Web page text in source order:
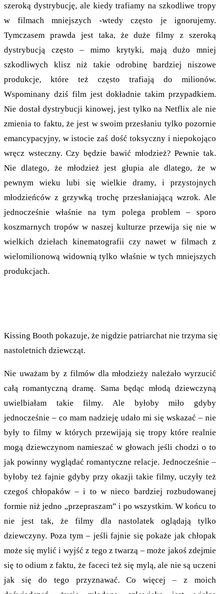
szeroką dystrybucję, ale kiedy trafiamy na szkodliwe tropy
w filmach mniejszych -wtedy często je ignorujemy.
Tymczasem prawda jest taka, że duże filmy z szeroką
dystrybucją często – mimo krytyki, mają dużo mniej
szkodliwych klisz niż takie odrobinę bardziej niszowe
produkcje, które też często trafiają do milionów.
Wspominany dziś film jest dokładnie takim przypadkiem.
Nie dostał dystrybucji kinowej, jest tylko na Netflix ale nie
zmienia to faktu, że jest w swoim przesłaniu tylko pozornie
emancypacyjny, w istocie zaś dość toksyczny i niepokojąco
wręcz wsteczny. Czy będzie bawić młodzież? Pewnie tak.
Nie dlatego, że młodzież jest głupia ale dlatego, że w
pewnym wieku lubi się wielkie dramy, i przystojnych
młodzieńców z grzywką trochę przesłaniającą wzrok. Ale
jednocześnie właśnie na tym polega problem – sporo
koszmarnych tropów w naszej kulturze przewija się nie w
wielkich dziełach kinematografii czy nawet w filmach z
wielomilionową widownią tylko właśnie w tych mniejszych
produkcjach.
Kissing Booth pokazuje, że nigdzie patriarchat nie trzyma
nastoletnich dziewcząt.
Nie uważam by z filmów dla młodzieży należało wyrzucić
całą romantyczną dramę. Sama będąc młodą dziewczyną
uwielbiałam takie filmy. Ale byłoby miło gdyby
jednocześnie – co mam nadzieję udało mi się wskazać – nie
były to filmy w których przewijają się tropy które realnie
mogą dziewczynom namieszać w głowach jeśli chodzi o to
jak powinny wyglądać romantyczne relacje. Jednocześnie –
byłoby też fajnie gdyby przy okazji takie filmy, uczyły też
czegoś chłopaków – i to w nieco bardziej rozbudowanej
formie niż jedno „przepraszam” i po wszystkim. W końcu to
nie jest tak, że filmy dla nastolatek oglądają tylko
dziewczyny. Poza tym – jeśli fajnie się pokaże jak chłopak
może się mylić i wyjść z tego z twarzą – może jakoś zdejmie
się to odium z faktu, że faceci też się mylą, ale nie są uczeni
jak się do tego przyznawać. Co więcej – z moich